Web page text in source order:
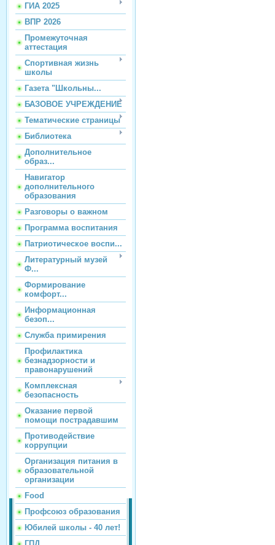
ГИА 2025
ВПР 2026
Промежуточная
аттестация
Спортивная жизнь
школы
Газета "Школьны...
БАЗОВОЕ УЧРЕЖДЕНИЕ
Тематические страницы
Библиотека
Дополнительное
образ...
Навигатор
дополнительного
образования
Разговоры о важном
Программа воспитания
Патриотическое воспи...
Литературный музей
Ф...
Формирование
комфорт...
Информационная
безоп...
Служба примирения
Профилактика
безнадзорности и
правонарушений
Комплексная
безопасность
Оказание первой
помощи пострадавшим
Противодействие
коррупции
Организация питания в
образовательной
организации
Food
Профсоюз образования
Юбилей школы - 40 лет!